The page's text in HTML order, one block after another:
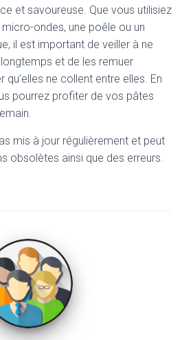
et savoureuse. Que vous utilisiez
ondes, une poêle ou un
il est important de veiller à ne
et de les remuer
ne collent entre elles. En
pourrez profiter de vos pâtes
mis à jour régulièrement et peut
obsolètes ainsi que des erreurs.